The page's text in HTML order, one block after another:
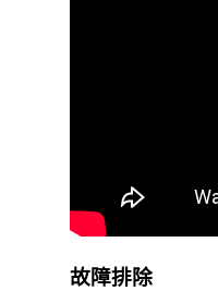
故障排除